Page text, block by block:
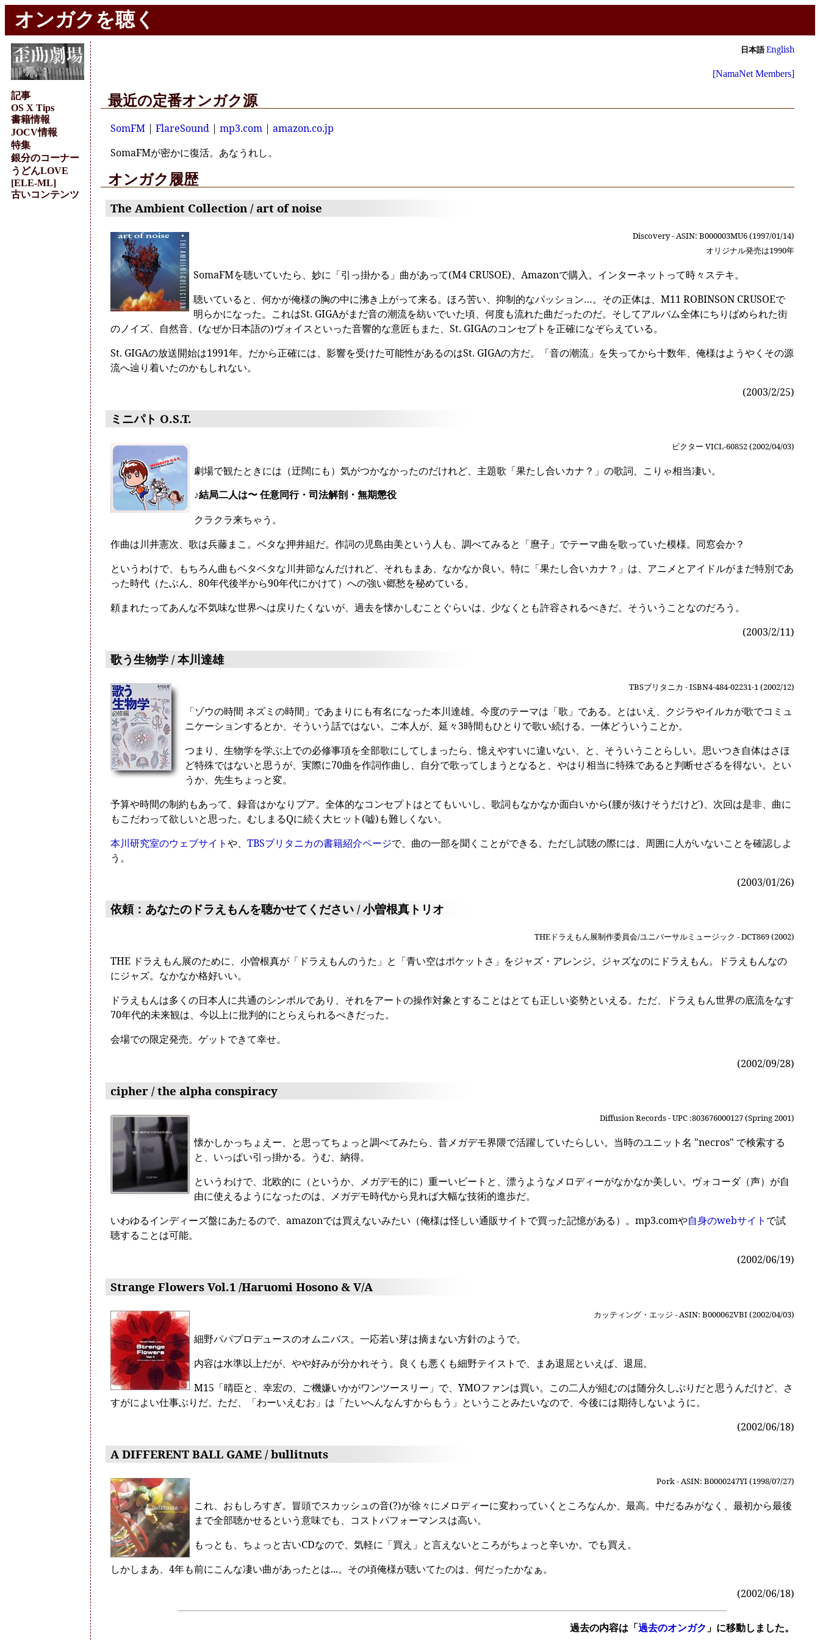
オンガクを聴く
記事
OS X Tips
書籍情報
JOCV情報
特集
銀分のコーナー
うどんLOVE
[ELE-ML]
古いコンテンツ
日本語English
[NamaNet Members]
最近の定番オンガク源
SomFM | FlareSound | mp3.com | amazon.co.jp
SomaFMが密かに復活。あなうれし。
オンガク履歴
The Ambient Collection / art of noise
Discovery - ASIN: B000003MU6 (1997/01/14)
オリジナル発売は1990年
SomaFMを聴いていたら、妙に「引っ掛かる」曲があって(M4 CRUSOE)、Amazonで購入。インターネットって時々ステキ。
聴いていると、何かが俺様の胸の中に沸き上がって来る。ほろ苦い、抑制的なパッション…。その正体は、M11 ROBINSON CRUSOEで
明らかになった。これはSt. GIGAがまだ音の潮流を紡いでいた頃、何度も流れた曲だったのだ。そしてアルバム全体にちりばめられた街
のノイズ、自然音、(なぜか日本語の)ヴォイスといった音響的な意匠もまた、St. GIGAのコンセプトを正確になぞらえている。
St. GIGAの放送開始は1991年。だから正確には、影響を受けた可能性があるのはSt. GIGAの方だ。「音の潮流」を失ってから十数年、俺様はようやくその源
流へ辿り着いたのかもしれない。
(2003/2/25)
ミニパト O.S.T.
ビクター VICL-60852 (2002/04/03)
劇場で観たときには（迂闊にも）気がつかなかったのだけれど、主題歌「果たし合いカナ？」の歌詞、こりゃ相当凄い。
♪結局二人は〜 任意同行・司法解剖・無期懲役
クラクラ来ちゃう。
作曲は川井憲次、歌は兵藤まこ。ベタな押井組だ。作詞の児島由美という人も、調べてみると「麿子」でテーマ曲を歌っていた模様。同窓会か？
というわけで、もちろん曲もベタベタな川井節なんだけれど、それもまあ、なかなか良い。特に「果たし合いカナ？」は、アニメとアイドルがまだ特別であ
った時代（たぶん、80年代後半から90年代にかけて）への強い郷愁を秘めている。
頼まれたってあんな不気味な世界へは戻りたくないが、過去を懐かしむことぐらいは、少なくとも許容されるべきだ。そういうことなのだろう。
(2003/2/11)
歌う生物学 / 本川達雄
TBSブリタニカ - ISBN4-484-02231-1 (2002/12)
「ゾウの時間 ネズミの時間」であまりにも有名になった本川達雄。今度のテーマは「歌」である。とはいえ、クジラやイルカが歌でコミュ
ニケーションするとか、そういう話ではない。ご本人が、延々3時間もひとりで歌い続ける。一体どういうことか。
つまり、生物学を学ぶ上での必修事項を全部歌にしてしまったら、憶えやすいに違いない、と、そういうことらしい。思いつき自体はさほ
ど特殊ではないと思うが、実際に70曲を作詞作曲し、自分で歌ってしまうとなると、やはり相当に特殊であると判断せざるを得ない。とい
うか、先生ちょっと変。
予算や時間の制約もあって、録音はかなりプア。全体的なコンセプトはとてもいいし、歌詞もなかなか面白いから(腰が抜けそうだけど)、次回は是非、曲に
もこだわって欲しいと思った。むしまるQに続く大ヒット(嘘)も難しくない。
本川研究室のウェブサイトや、 TBSブリタニカの書籍紹介ページで、曲の一部を聞くことができる。ただし試聴の際には、周囲に人がいないことを確認しよ
う。
(2003/01/26)
依頼：あなたのドラえもんを聴かせてください / 小曽根真トリオ
THEドラえもん展制作委員会/ユニバーサルミュージック - DCT869 (2002)
THE ドラえもん展のために、小曽根真が「ドラえもんのうた」と「青い空はポケットさ」をジャズ・アレンジ。ジャズなのにドラえもん。ドラえもんなの
にジャズ。なかなか格好いい。
ドラえもんは多くの日本人に共通のシンボルであり、それをアートの操作対象とすることはとても正しい姿勢といえる。ただ、ドラえもん世界の底流をなす
70年代的未来観は、今以上に批判的にとらえられるべきだった。
会場での限定発売。ゲットできて幸せ。
(2002/09/28)
cipher / the alpha conspiracy
Diffusion Records - UPC :803676000127 (Spring 2001)
懐かしかっちょえー、と思ってちょっと調べてみたら、昔メガデモ界隈で活躍していたらしい。当時のユニット名 "necros" で検索する
と、いっぱい引っ掛かる。うむ、納得。
というわけで、北欧的に（というか、メガデモ的に）重ーいビートと、漂うようなメロディーがなかなか美しい。ヴォコーダ（声）が自
由に使えるようになったのは、メガデモ時代から見れば大幅な技術的進歩だ。
いわゆるインディーズ盤にあたるので、amazonでは買えないみたい（俺様は怪しい通販サイトで買った記憶がある）。mp3.comや自身のwebサイト で試
聴することは可能。
(2002/06/19)
Strange Flowers Vol.1 /Haruomi Hosono & V/A
カッティング・エッジ - ASIN: B000062VBI (2002/04/03)
細野パパプロデュースのオムニバス。一応若い芽は摘まない方針のようで。
内容は水準以上だが、やや好みが分かれそう。良くも悪くも細野テイストで、まあ退屈といえば、退屈。
M15「晴臣と、幸宏の、ご機嫌いかがワンツースリー」で、YMOファンは買い。この二人が組むのは随分久しぶりだと思うんだけど、さ
すがによい仕事ぶりだ。ただ、「わーいえむお」は「たいへんなんすからもう」ということみたいなので、今後には期待しないように。
(2002/06/18)
A DIFFERENT BALL GAME / bullitnuts
Pork - ASIN: B0000247YI (1998/07/27)
これ、おもしろすぎ。冒頭でスカッシュの音(?)が徐々にメロディーに変わっていくところなんか、最高。中だるみがなく、最初から最後
まで全部聴かせるという意味でも、コストパフォーマンスは高い。
もっとも、ちょっと古いCDなので、気軽に「買え」と言えないところがちょっと辛いか。でも買え。
しかしまあ、4年も前にこんな凄い曲があったとは...。その頃俺様が聴いてたのは、何だったかなぁ。
(2002/06/18)
過去の内容は「 過去のオンガク 」に移動しました。